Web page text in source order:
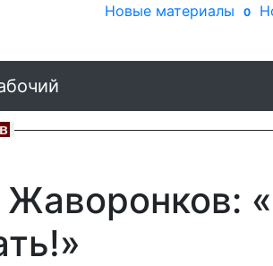
Новые материалы 0